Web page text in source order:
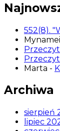
552(8).
Marta -
Archiwa
sierpień
lipiec